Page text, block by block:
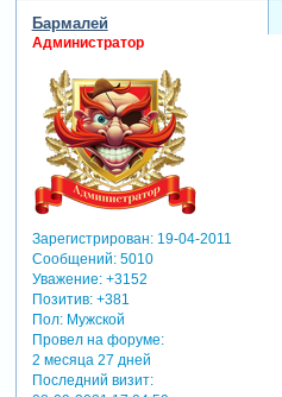
Бармалей
Администратор
Зарегистрирован: 19-04-2011
Сообщений:5010
Уважение: +3152
Позитив: +381
Пол:Мужской
Провел на форуме:
2 месяца 27 дней
Последний визит: